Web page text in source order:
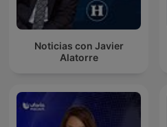
Noticias con Javier
Alatorre